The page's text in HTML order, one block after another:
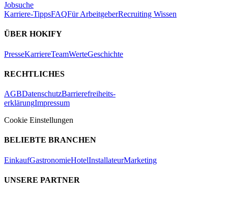
Jobsuche
Karriere-TippsFAQFür ArbeitgeberRecruiting Wissen
ÜBER HOKIFY
PresseKarriereTeamWerteGeschichte
RECHTLICHES
AGBDatenschutzBarrierefreiheits-
erklärungImpressum
Cookie Einstellungen
BELIEBTE BRANCHEN
EinkaufGastronomieHotelInstallateurMarketing
UNSERE PARTNER